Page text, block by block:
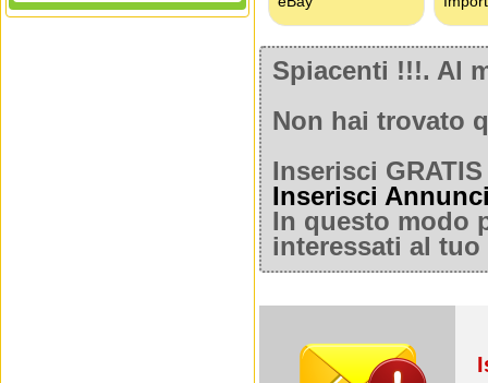
Spiacenti !!!. Al
Non hai trovato
Inserisci
Inserisci
In questo modo
interessati al